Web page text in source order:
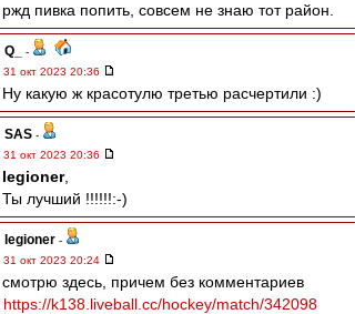
ржд пивка попить, совсем не знаю тот район.
Q_
-
31 окт 2023 20:36
Ну какую ж красотулю третью расчертили :)
SAS -
31 окт 2023 20:36
legioner,
Ты лучший !!!!!!:-)
legioner -
31 окт 2023 20:24
смотрю здесь, причем без комментариев
https://k138.liveball.cc/hockey/match/342098